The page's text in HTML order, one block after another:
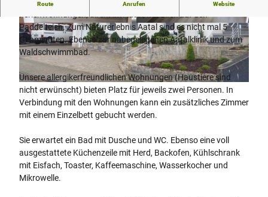
© Ferienwohnungen Stratmann | CC-BY-SA
© Ferienwohnungen Stratmann © Ferienwohnungen Stratmann
Route Anrufen Website
Paddelteich. Zum Naturerlebnis Aatal sind es nicht mal 5
Gehminuten. Ebenso zur nahegelegenen Aatalklinik und zum
Waldschwimmbad.
Unsere allergikerfreundlichen Wohnungen (Haustiere sind
nicht erwünscht) bieten Platz für jeweils zwei Personen. In
Verbindung mit den Wohnungen kann ein zusätzliches Zimmer
mit einem Einzelbett gebucht werden.
Sie erwartet ein Bad mit Dusche und WC. Ebenso eine voll
ausgestattete Küchenzeile mit Herd, Backofen, Kühlschrank
mit Eisfach, Toaster, Kaffeemaschine, Wasserkocher und
Mikrowelle.